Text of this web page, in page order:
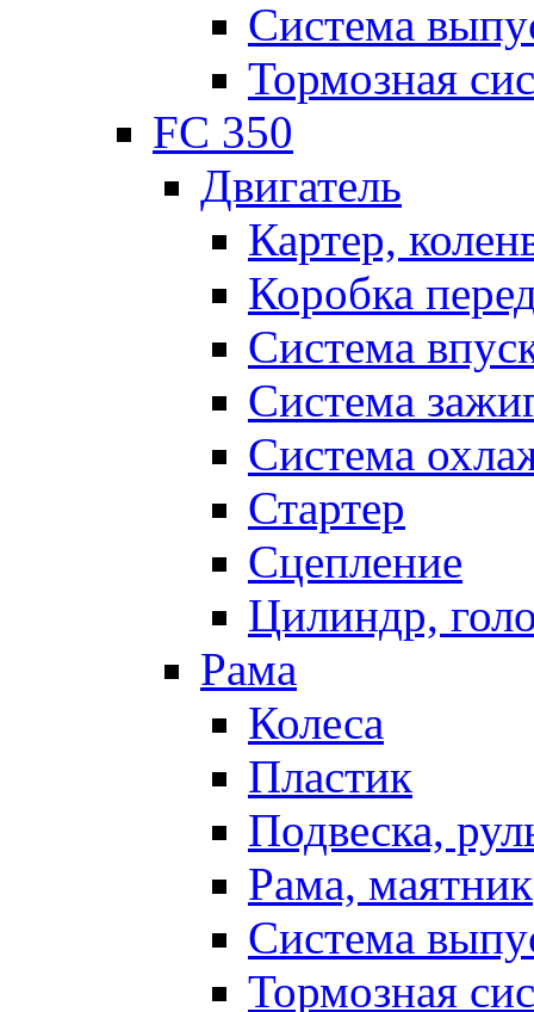
Система
Тормозная
FC 350
Двигатель
Картер,
Коробка
Система
Система
Система
Стартер
Сцепление
Цилиндр,
Рама
Колеса
Пластик
Подвеска,
Рама, маятник
Система
Тормозная